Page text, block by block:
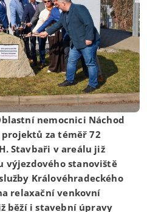
nemocnici Náchod
za téměř 72
Stavbaři v areálu již
výjezdového stanoviště
Královéhradeckého
relaxační venkovní
běží i stavební úpravy